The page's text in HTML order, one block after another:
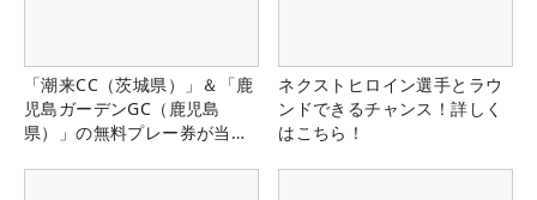
「潮来CC（茨城県）」＆「鹿
児島ガーデンGC（鹿児島
県）」の無料プレー券が当た
ネクストヒロイン選手とラウ
ンドできるチャンス！詳しく
はこちら！